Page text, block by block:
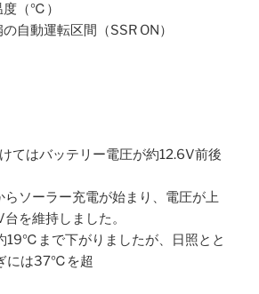
度（℃）
自動運転区間（SSR ON）
てはバッテリー電圧が約12.6V前後
らソーラー充電が始まり、電圧が上
を維持しました。
19℃まで下がりましたが、日照とと
には37℃を超